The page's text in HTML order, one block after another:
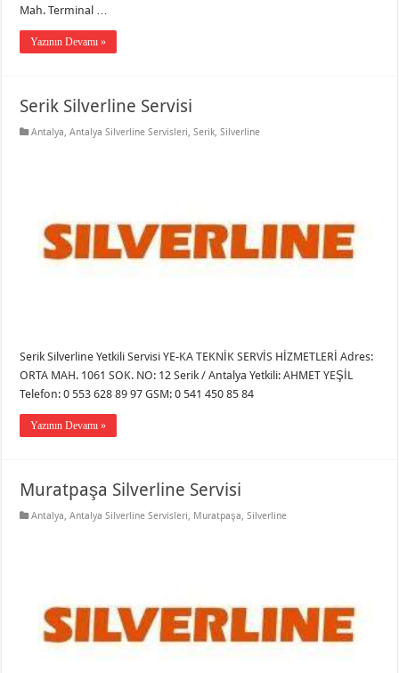
Mah. Terminal …
Yazının Devamı »
Serik Silverline Servisi
Antalya,Antalya Silverline Servisleri,Serik,Silverline
Serik Silverline Yetkili Servisi YE-KA TEKNİK SERVİS HİZMETLERİ Adres:
ORTA MAH. 1061 SOK. NO: 12 Serik / Antalya Yetkili: AHMET YEŞİL
Telefon: 0 553 628 89 97 GSM: 0 541 450 85 84
Yazının Devamı »
Muratpaşa Silverline Servisi
Antalya ,Antalya Silverline Servisleri Muratpaşa ,Silverline